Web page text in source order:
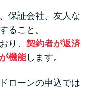
保証会社、友人な
ること。
り、 契約者が返済
機能します。
ローンの申込では